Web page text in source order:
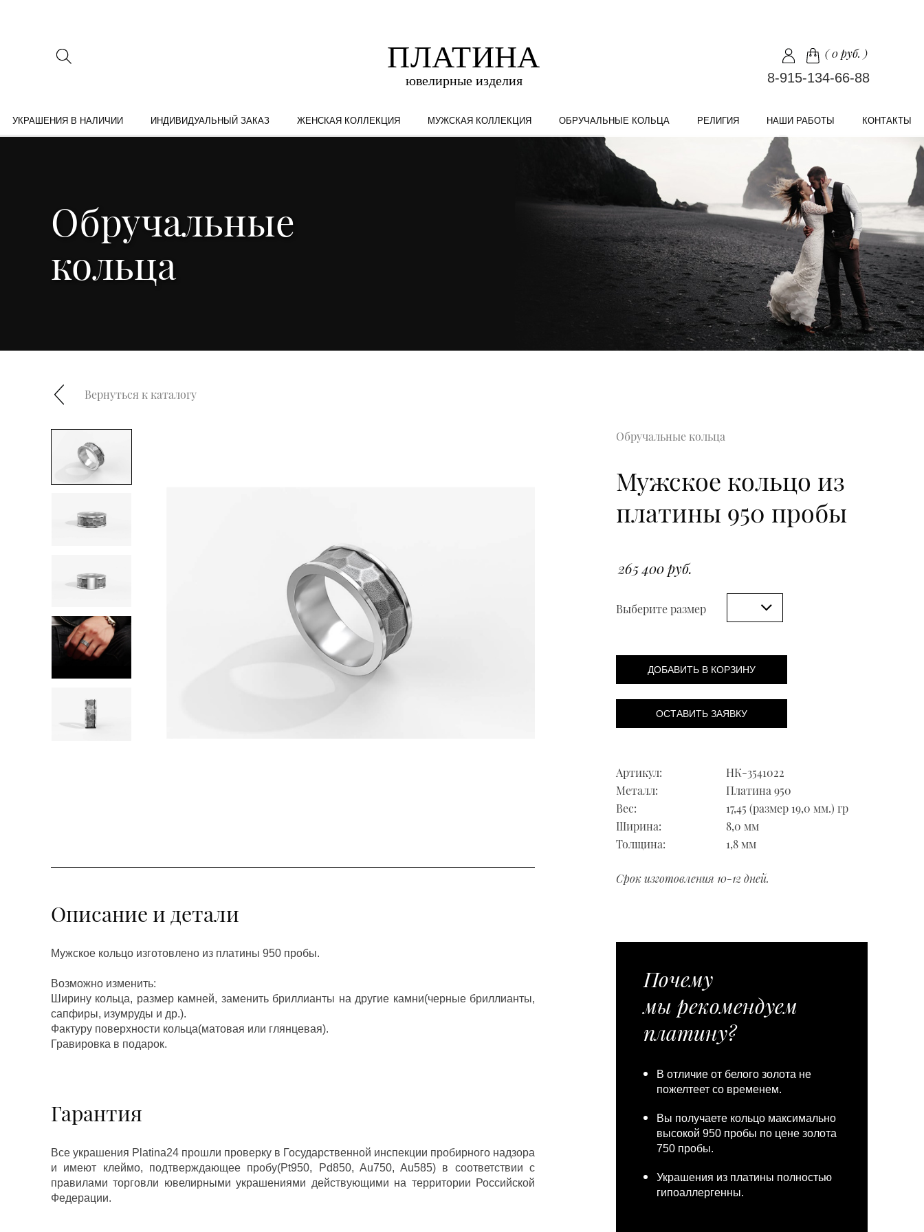
(0 руб. )
8-915-134-66-88
УКРАШЕНИЯ В НАЛИЧИИ ИНДИВИДУАЛЬНЫЙ ЗАКАЗ ЖЕНСКАЯ КОЛЛЕКЦИЯ МУЖСКАЯ КОЛЛЕКЦИЯ ОБРУЧАЛЬНЫЕ КОЛЬЦА РЕЛИГИЯ НАШИ РАБОТЫ КОНТАКТЫ
Обручальные
кольца
Вернуться к каталогу
Обручальные кольца
Мужское кольцо из
платины 950 пробы
265 400 руб.
Выберите размер
ДОБАВИТЬ В КОРЗИНУ
ОСТАВИТЬ ЗАЯВКУ
Артикул:
НК-3541022
Металл:
Платина 950
Вес:
17,45 (размер 19,0 мм.) гр
Ширина:
8,0 мм
Толщина:
1,8 мм
Срок изготовления 10-12 дней.
Описание и детали
Мужское кольцо изготовлено из платины 950 пробы.
Возможно изменить:
Ширину кольца, размер камней, заменить бриллианты на другие камни(черные бриллианты,
сапфиры, изумруды и др.).
Фактуру поверхности кольца(матовая или глянцевая).
Гравировка в подарок.
Гарантия
Все украшения Platina24 прошли проверку в Государственной инспекции пробирного надзора
и имеют клеймо, подтверждающее пробу(Pt950, Pd850, Au750, Au585) в соответствии с
правилами торговли ювелирными украшениями действующими на территории Российской
Федерации.
Почему
мы рекомендуем
платину?
В отличие от белого золота не
пожелтеет со временем.
Вы получаете кольцо максимально
высокой 950 пробы по цене золота
750 пробы.
Украшения из платины полностью
гипоаллергенны.